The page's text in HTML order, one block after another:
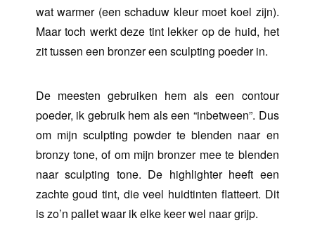
wat warmer (een schaduw kleur moet koel zijn).
Maar toch werkt deze tint lekker op de huid, het
zit tussen een bronzer een sculpting poeder in.
De meesten gebruiken hem als een contour
poeder, ik gebruik hem als een “inbetween”. Dus
om mijn sculpting powder te blenden naar en
bronzy tone, of om mijn bronzer mee te blenden
naar sculpting tone. De highlighter heeft een
zachte goud tint, die veel huidtinten flatteert. Dit
is zo’n pallet waar ik elke keer wel naar grijp.